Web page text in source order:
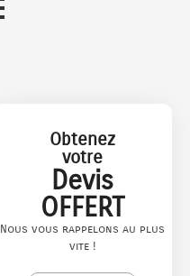
Obtenez
votre
Devis
OFFERT
Nous vous rappelons au plus
vite !